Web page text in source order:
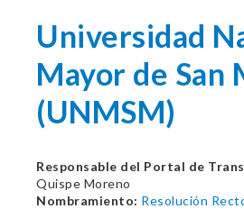
Universidad
Mayor de San
(UNMSM)
Responsable del Portal de
Quispe Moreno
Nombramiento: Resolución